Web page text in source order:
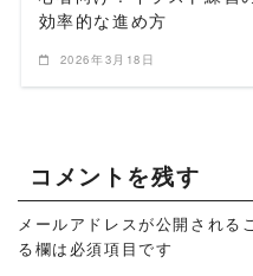
効率的な進め方
2026年3月18日
コメントを残す
メールアドレスが公開される
る欄は必須項目です